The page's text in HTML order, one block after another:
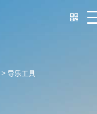
> 导乐工具